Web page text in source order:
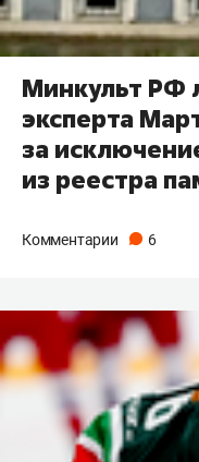
Минкульт РФ
эксперта
за
из реестра
Комментарии 6